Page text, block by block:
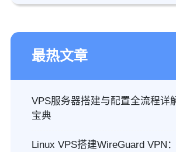
最热文章
VPS服务器搭建与配置全流程详
宝典
Linux VPS搭建WireGuard VPN